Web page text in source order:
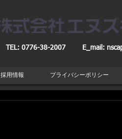
TEL: 0776-38-2007 E_mail:
採用情報 プライバシーポリシー